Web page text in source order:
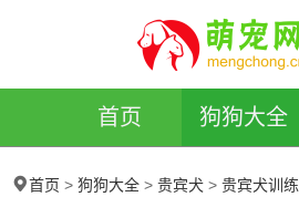
首页 狗狗大全
首页 > 狗狗大全 > 贵宾犬 > 贵宾犬训练